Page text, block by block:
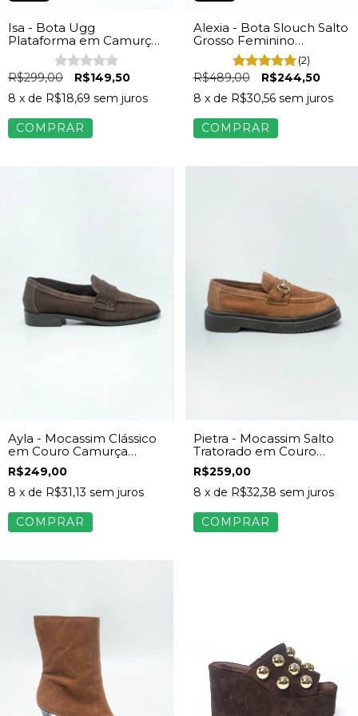
Isa - Bota Ugg
Plataforma em Camurça
Feminina Preto
R$299,00
R$149,50
8 x de R$18,69 sem juros
COMPRAR
Alexia - Bota Slouch Salto
Grosso Feminino
Camurça Preto
(2)
R$489,00
R$244,50
8 x de R$30,56 sem juros
COMPRAR
Ayla - Mocassim Clássico
em Couro Camurça
Marrom
R$249,00
8 x de R$31,13 sem juros
COMPRAR
Pietra - Mocassim Salto
Tratorado em Couro
Camurça Caramelo
R$259,00
8 x de R$32,38 sem juros
COMPRAR